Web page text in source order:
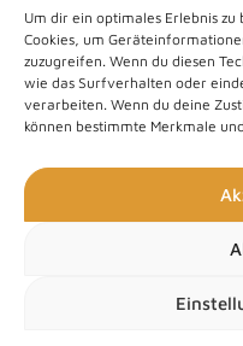
Um dir ein optimales Erlebnis
Cookies, um
zuzugreifen. Wenn du diesen
wie das Surfverhalten oder
verarbeiten. Wenn du deine
können bestimmte Merkmale
Search
Submit